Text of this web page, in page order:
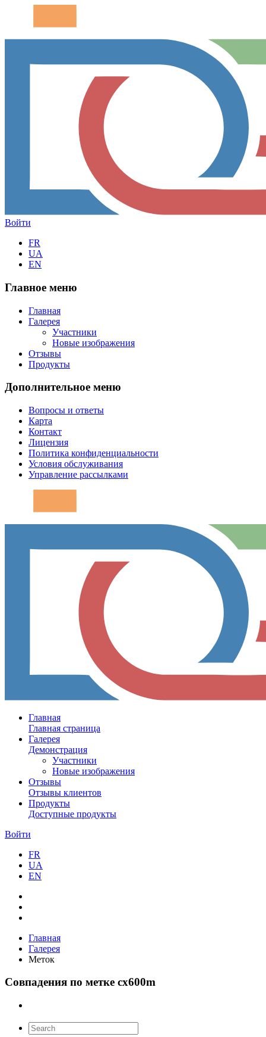
Войти
FR
UA
EN
Главное меню
Главная
Галерея
Участники
Новые изображения
Отзывы
Продукты
Дополнительное меню
Вопросы и ответы
Карта
Контакт
Лицензия
Политика конфиденциальности
Условия обслуживания
Управление рассылками
Главная
Главная страница
Галерея
Демонстрация
Участники
Новые изображения
Отзывы
Отзывы клиентов
Продукты
Доступные продукты
Войти
FR
UA
EN
Главная
Галерея
Меток
Совпадения по метке cx600m